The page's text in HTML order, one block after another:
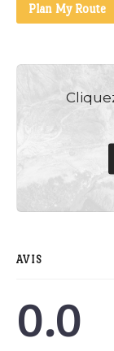
Plan My Route
AVIS
0.0